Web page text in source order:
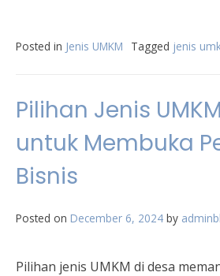
Posted in Jenis UMKM Tagged jenis
Pilihan Jenis
untuk Membuka
Bisnis
Posted on December 6, 2024 by
Pilihan jenis UMKM di desa